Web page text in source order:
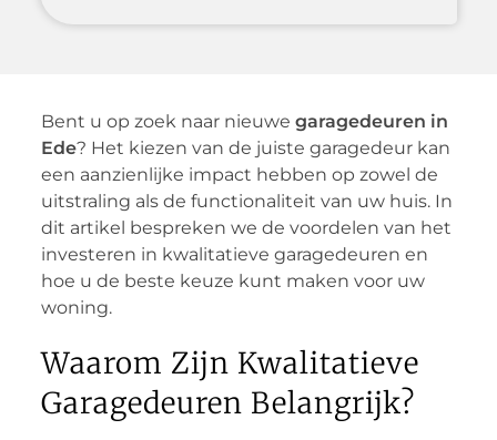
Bent u op zoek naar nieuwe garagedeuren in
Ede? Het kiezen van de juiste garagedeur kan
een aanzienlijke impact hebben op zowel de
uitstraling als de functionaliteit van uw huis. In
dit artikel bespreken we de voordelen van het
investeren in kwalitatieve garagedeuren en
hoe u de beste keuze kunt maken voor uw
woning.
Waarom Zijn Kwalitatieve
Garagedeuren Belangrijk?